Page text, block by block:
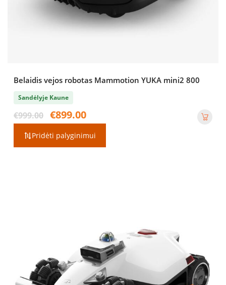
Belaidis vejos robotas Mammotion YUKA mini2 800
Sandėlyje Kaune
€999.00
Original
price
was:
€999.00.
€899.00
€899.00.
Pridėti palyginimui